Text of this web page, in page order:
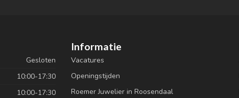
Gesloten
10:00-17:30
10:00-17:30
Informatie
Vacatures
Openingstijden
Roemer Juwelier in Roosendaal